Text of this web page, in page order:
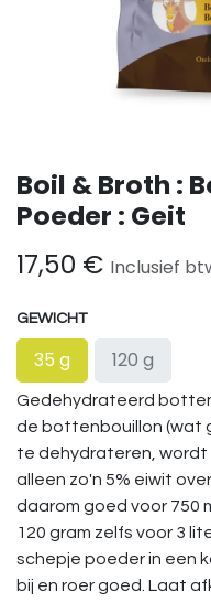
Boil & Broth :
Poeder : Geit
17,50 € Inclusief
GEWICHT
35 g 120 g
Gedehydrateerd
de bottenbouillon (wat
te dehydrateren, wordt
alleen zo'n 5% eiwit
daarom goed voor 750
120 gram zelfs voor 3
schepje poeder in een
bij en roer goed. Laat